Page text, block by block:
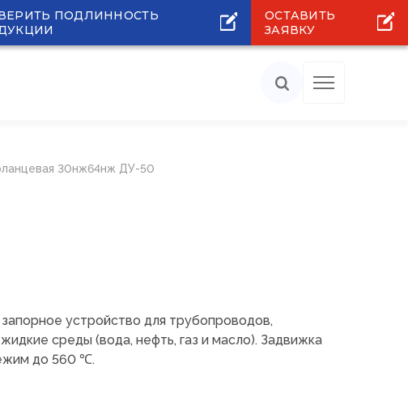
ПОДЛИННОСТЬ
ОСТАВИТЬ
ЗАЯВКУ
30нж64нж ДУ-50
устройство для трубопроводов,
среды (вода, нефть, газ и масло). Задвижка
до 560 ℃.